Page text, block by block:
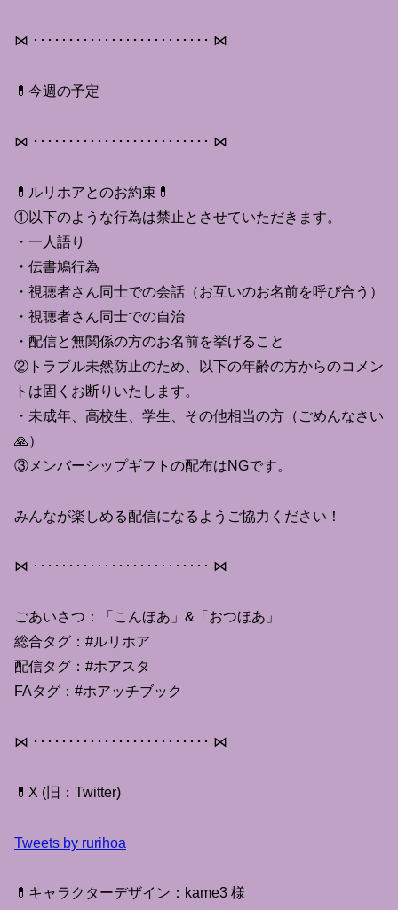
⋈ ･････････････････････････ ⋈
💊今週の予定
⋈ ･････････････････････････ ⋈
💊ルリホアとのお約束💊
①以下のような行為は禁止とさせていただきます。
・一人語り
・伝書鳩行為
・視聴者さん同士での会話（お互いのお名前を呼び合う）
・視聴者さん同士での自治
・配信と無関係の方のお名前を挙げること
②トラブル未然防止のため、以下の年齢の方からのコメン
トは固くお断りいたします。
・未成年、高校生、学生、その他相当の方（ごめんなさい
🙏）
③メンバーシップギフトの配布はNGです。
みんなが楽しめる配信になるようご協力ください！
⋈ ･････････････････････････ ⋈
ごあいさつ：「こんほあ」&「おつほあ」
総合タグ：#ルリホア
配信タグ：#ホアスタ
FAタグ：#ホアッチブック
⋈ ･････････････････････････ ⋈
💊X (旧：Twitter)
Tweets by rurihoa
💊キャラクターデザイン：kame3 様